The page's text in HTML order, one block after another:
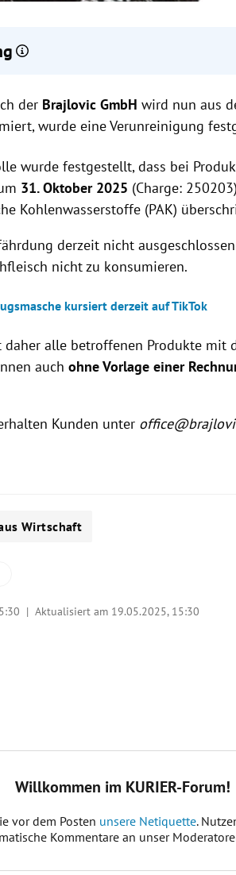
mit MHD 31. Oktober 2025, Charge
möglich, weitere Infos unter
der Brajlovic GmbH wird nun aus
wurde eine Verunreinigung
wurde festgestellt, dass bei
31. Oktober 2025 (Charge:
Kohlenwasserstoffe (PAK)
derzeit nicht
nicht zu konsumieren.
kursiert derzeit auf TikTok
alle betroffenen Produkte mit
auchohne Vorlage einer
Kunden unter
Wirtschaft
| Aktualisiert am 19.05.2025, 15:30